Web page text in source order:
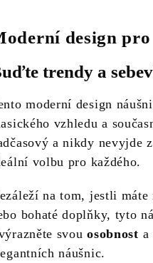
design pro
trendy a
moderní design
vzhledu a
a nikdy nevyjde
volbu pro každého.
na tom, jestli
bohaté doplňky, tyto
svouosobnost a
náušnic.